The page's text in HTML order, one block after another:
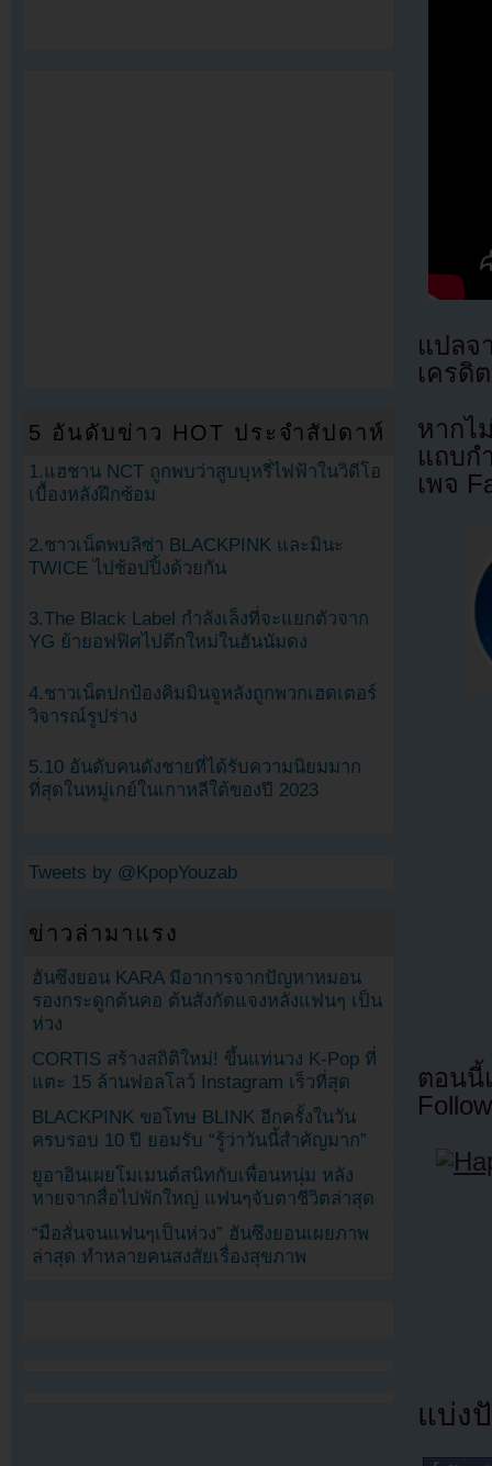
แปล
เครดิ
หากไ
แถบก
เพจ
ตอนนี้
แบ่ง
5 อันดับข่าว HOT ประจำสัปดาห์
1.แฮชาน NCT ถูกพบว่าสูบบุหรี่ไฟฟ้าในวิดีโอ
เบื้องหลังฝึกซ้อม
2.ชาวเน็ตพบลิซ่า BLACKPINK และมินะ
TWICE ไปช้อปปิ้งด้วยกัน
3.The Black Label กำลังเล็งที่จะแยกตัวจาก
YG ย้ายอฟฟิศไปตึกใหม่ในฮันนัมดง
4.ชาวเน็ตปกป้องคิมมินจูหลังถูกพวกเฮดเตอร์
วิจารณ์รูปร่าง
5.10 อันดับคนดังชายที่ได้รับความนิยมมาก
ที่สุดในหมู่เกย์ในเกาหลีใต้ของปี 2023
Tweets by @KpopYouzab
ข่าวล่ามาแรง
ฮันซึงยอน KARA มีอาการจากปัญหาหมอน
รองกระดูกต้นคอ ต้นสังกัดแจงหลังแฟนๆ เป็น
ห่วง
CORTIS สร้างสถิติใหม่! ขึ้นแท่นวง K-Pop ที่
แตะ 15 ล้านฟอลโลว์ Instagram เร็วที่สุด
BLACKPINK ขอโทษ BLINK อีกครั้งในวัน
ครบรอบ 10 ปี ยอมรับ “รู้ว่าวันนี้สำคัญมาก”
ยูอาอินเผยโมเมนต์สนิทกับเพื่อนหนุ่ม หลัง
หายจากสื่อไปพักใหญ่ แฟนๆจับตาชีวิตล่าสุด
“มือสั่นจนแฟนๆเป็นห่วง” ฮันซึงยอนเผยภาพ
ล่าสุด ทำหลายคนสงสัยเรื่องสุขภาพ